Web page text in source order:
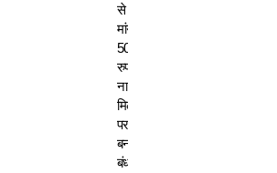
से
मांगे
50
रुपए-
ना
मिलने
पर
बनाया
बंधक,